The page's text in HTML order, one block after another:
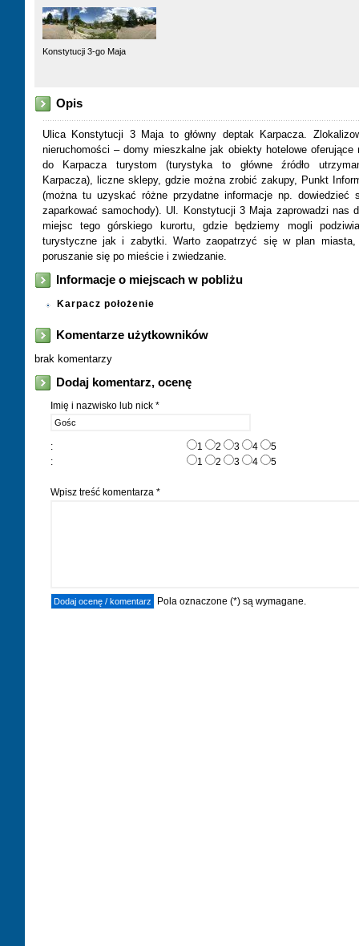
Konstytucji 3-go Maja
Opis
Ulica Konstytucji 3 Maja to główny deptak Karpacza.
nieruchomości – domy mieszkalne jak obiekty hotelowe oferujące
do Karpacza turystom (turystyka to główne źródło
Karpacza), liczne sklepy, gdzie można zrobić zakupy, Punkt
(można tu uzyskać różne przydatne informacje np. dowiedzieć
zaparkować samochody). Ul. Konstytucji 3 Maja zaprowadzi nas
miejsc tego górskiego kurortu, gdzie będziemy mogli
turystyczne jak i zabytki. Warto zaopatrzyć się w plan miasta,
poruszanie się po mieście i zwiedzanie.
Informacje o miejscach w pobliżu
Karpacz położenie
Komentarze użytkowników
brak komentarzy
Dodaj komentarz, ocenę
Imię i nazwisko lub nick *
: 1 2 3 4
5
:
1 2 3 4 5
Wpisz treść komentarza *
Pola oznaczone (*) są wymagane.